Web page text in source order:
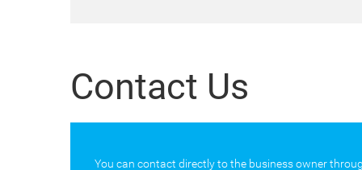
Contact Us
You can contact directly to the business owner